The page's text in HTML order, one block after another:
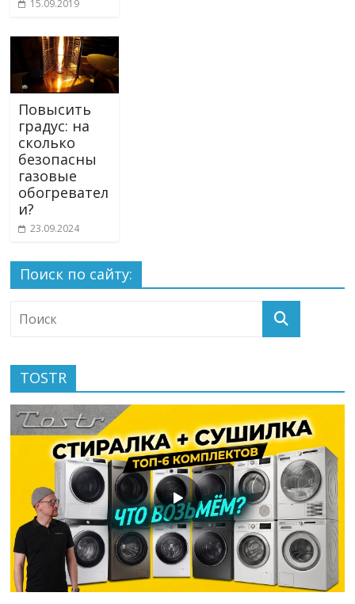
15.09.2019
Повысить
градус: на
сколько
безопасны
газовые
обогревател
и?
23.09.2024
Поиск по сайту:
TOSTR